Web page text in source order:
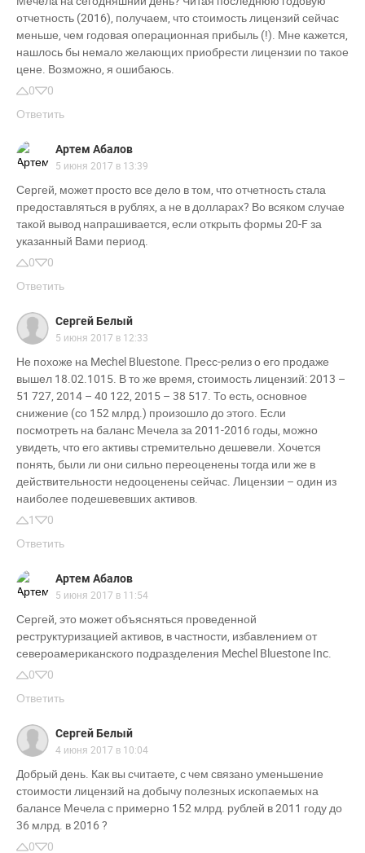
отчетность (2016), получаем, что стоимость лицензий сейчас
меньше, чем годовая операционная прибыль (!). Мне кажется,
нашлось бы немало желающих приобрести лицензии по такое
цене. Возможно, я ошибаюсь.
0
0
Ответить
Артем Абалов
5 июня 2017 в 13:39
Сергей, может просто все дело в том, что отчетность стала
предоставляться в рублях, а не в долларах? Во всяком случае
такой вывод напрашивается, если открыть формы 20-F за
указанный Вами период.
0
0
Ответить
Сергей Белый
5 июня 2017 в 12:33
Не похоже на Mechel Bluestone. Пресс-релиз о его продаже
вышел 18.02.1015. В то же время, стоимость лицензий: 2013 –
51 727, 2014 – 40 122, 2015 – 38 517. То есть, основное
снижение (со 152 млрд.) произошло до этого. Если
посмотреть на баланс Мечела за 2011-2016 годы, можно
увидеть, что его активы стремительно дешевели. Хочется
понять, были ли они сильно переоценены тогда или же в
действительности недооценены сейчас. Лицензии – один из
наиболее подешевевших активов.
1
0
Ответить
Артем Абалов
5 июня 2017 в 11:54
Сергей, это может объясняться проведенной
реструктуризацией активов, в частности, избавлением от
североамериканского подразделения Mechel Bluestone Inc.
0
0
Ответить
Сергей Белый
4 июня 2017 в 10:04
Добрый день. Как вы считаете, с чем связано уменьшение
стоимости лицензий на добычу полезных ископаемых на
балансе Мечела с примерно 152 млрд. рублей в 2011 году до
36 млрд. в 2016 ?
0
0